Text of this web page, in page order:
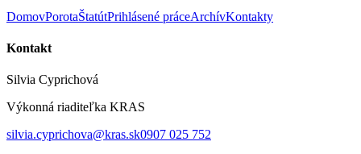
DomovPorotaŠtatútPrihlásené práceArchívKontakty
Kontakt
Silvia Cyprichová
Výkonná riaditeľka KRAS
silvia.cyprichova@kras.sk0907 025 752